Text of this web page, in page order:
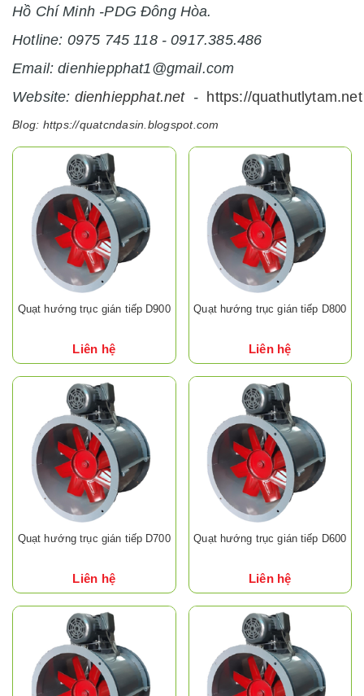
Hồ Chí Minh -PDG Đông Hòa.
Hotline: 0975 745 118 - 0917.385.486
Email: dienhiepphat1@gmail.com
Website: dienhiepphat.net - https://quathutlytam.net
Blog: https://quatcndasin.blogspot.com
Quạt hướng trục gián tiếp D900
Liên hệ
Quạt hướng trục gián tiếp D800
Liên hệ
Quạt hướng trục gián tiếp D700
Liên hệ
Quạt hướng trục gián tiếp D600
Liên hệ